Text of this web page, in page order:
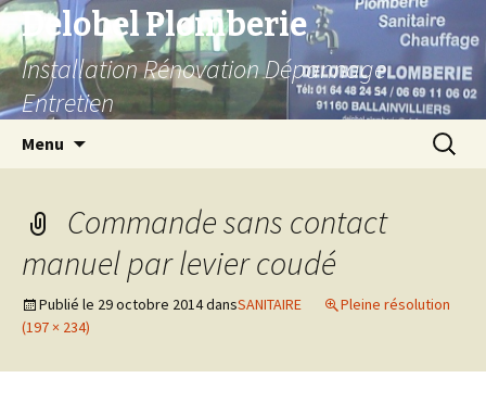
Delobel Plomberie
Installation Rénovation Dépannage
Entretien
Menu
Commande sans contact
manuel par levier coudé
Publié le 29 octobre 2014dansSANITAIRE
Pleine résolution
(197 × 234)